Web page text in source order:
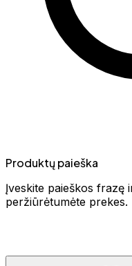
Produktų paieška
Įveskite paieškos frazę
peržiūrėtumėte prekes.